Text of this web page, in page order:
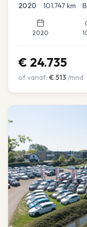
2020 •101.747 km •
2020
€ 24.735
of vanaf: € 513 /mnd